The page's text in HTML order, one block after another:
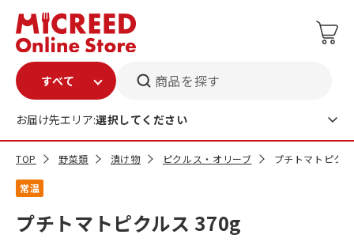
商品を探す
お届け先エリア:選択してください
TOP 野菜類 漬け物 ピクルス・オリーブ プチトマトピク
常温
プチトマトピクルス 370g